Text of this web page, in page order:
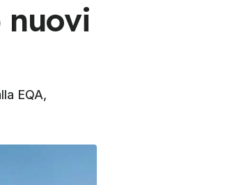
nuovi
EQA,